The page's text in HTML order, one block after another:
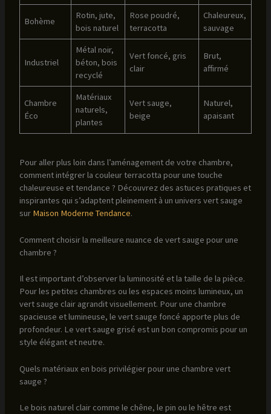
Bohème
Rotin, jute,
bois naturel
Rose poudré,
terracotta
Chaleureux,
sauvage
Industriel
Métal noir,
béton, bois
recyclé
Vert foncé, gris
clair
Brut,
affirmé
Chambre
Éco
Matériaux
naturels,
plantes
Vert sauge,
beige
Naturel,
apaisant
Pour aller plus loin dans l’aménagement de votre chambre,
comment intégrer la couleur terracotta pour une touche
chaleureuse et tendance ? Découvrez des astuces pratiques et
inspirantes qui s’adaptent pleinement à un univers vert sauge
sur Maison Moderne Tendance.
Comment choisir la meilleure nuance de vert sauge pour une
chambre ?
Il est important d’observer la luminosité et la taille de la pièce.
Pour les petites chambres ou les espaces moins lumineux, un
vert sauge clair agrandit visuellement. Pour une chambre
spacieuse et lumineuse, le vert sauge foncé apporte plus de
profondeur. Le vert sauge grisé est un bon compromis pour un
style élégant et neutre.
Quels matériaux en bois privilégier pour une chambre vert
sauge ?
Le bois naturel clair comme le chêne, le pin ou le hêtre est